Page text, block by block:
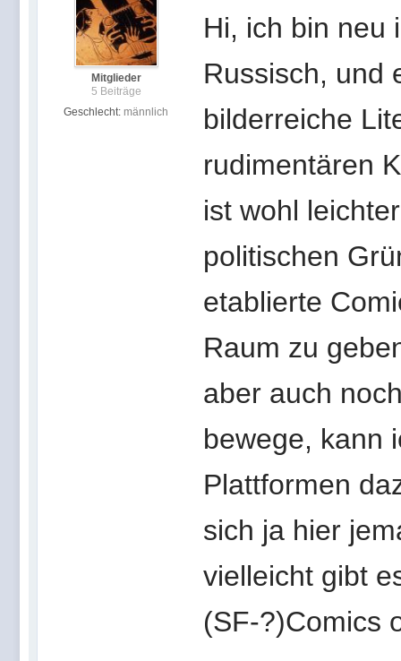
Mitglieder
5 Beiträge
Geschlecht: männlich
Hi, ich bin neu
Russisch, und
bilderreiche
rudimentären
ist wohl
politischen
etablierte
Raum zu
aber auch
bewege, kann
Plattformen
sich ja hier
vielleicht gibt
(SF-?)Comics